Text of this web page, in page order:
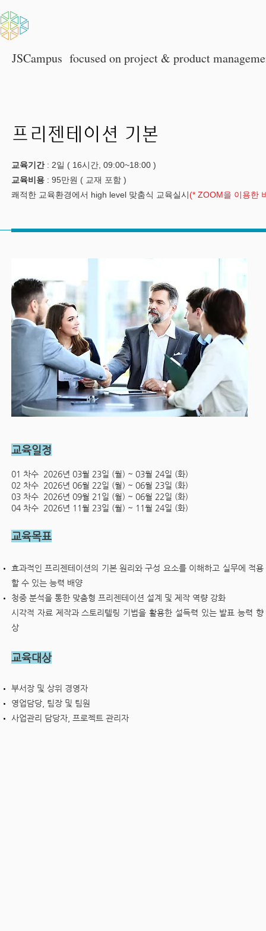
JSCampus focused on project & product
프리젠테이션 기본
교육기간: 2일 ( 16시간, 09:00~18:00 )
교육비용 : 95만원 ( 교재 포함 )
쾌적한 교육환경에서 high level 맞춤식 교육실시(* ZOOM을 이용한
교육일정
01 차수 2026년 03월 23일 (월) ~ 03월 24일 (화)
02 차수 2026년 06월 22일 (월) ~ 06월 23일 (화)
03 차수 2026년 09월 21일 (월) ~ 06월 22일 (화)
04 차수 2026년 11월 23일 (월) ~ 11월 24일 (화)
교육목표
효과적인 프리젠테이션의 기본 원리와 구성 요소를 이해하고 실무에 적용
할 수 있는 능력 배양
청중 분석을 통한 맞춤형 프리젠테이션 설계 및 제작 역량 강화
시각적 자료 제작과 스토리텔링 기법을 활용한 설득력 있는 발표 능력 향
상
교육대상
부서장 및 상위 경영자
영업담당, 팀장 및 팀원
사업관리 담당자, 프로젝트 관리자